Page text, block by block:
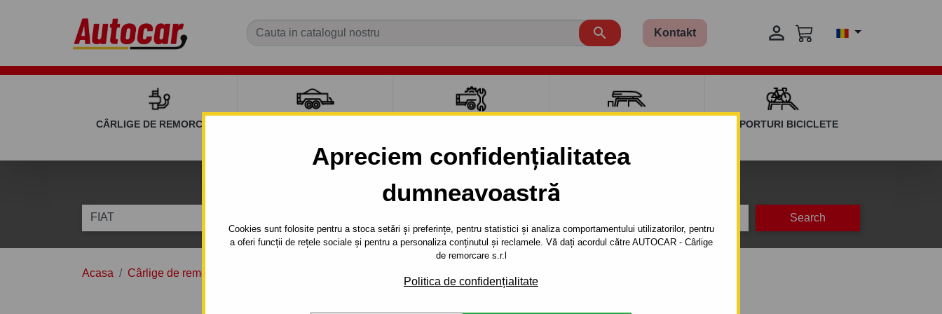
Apreciem confidențialitatea
dumneavoastră
Cookies sunt folosite pentru a stoca setări și preferințe, pentru statistici și analiza comportamentului utilizatorilor, pentru
a oferi funcții de rețele sociale și pentru a personaliza conținutul și reclamele. Vă dați acordul către AUTOCAR - Cârlige
de remorcare s.r.l
Politica de confidențialitate
 Kontakt 
CÂRLIGE DE REMORCARE SUPORTURI BICICLETE
Caut carlig de remorcare pentru mașina
FIAT
Acasa Cârlige de remorcare